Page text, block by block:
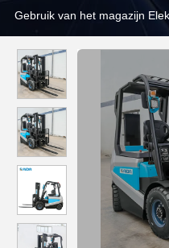
Gebruik van het magazijn